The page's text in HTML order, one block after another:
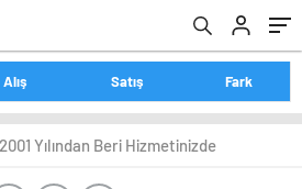
Alış Satış Fark
Yılından Beri Hizmetinizde